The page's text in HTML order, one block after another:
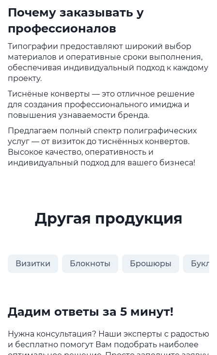
Почему заказывать у
профессионалов
Типографии предоставляют широкий выбор
материалов и оперативные сроки выполнения,
обеспечивая индивидуальный подход к каждому
проекту.
Тиснёные конверты — это отличное решение
для создания профессионального имиджа и
повышения узнаваемости бренда.
Предлагаем полный спектр полиграфических
услуг — от визиток до тиснённых конвертов.
Высокое качество, оперативность и
индивидуальный подход для вашего бизнеса!
Другая продукция
Визитки Блокноты Брошюры
Дадим ответы за 5 минут!
Нужна консультация? Наши эксперты с радостью
и бесплатно помогут Вам подобрать наиболее